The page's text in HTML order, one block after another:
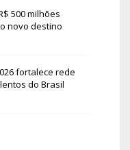
500 milhões
novo destino
fortalece rede
do Brasil